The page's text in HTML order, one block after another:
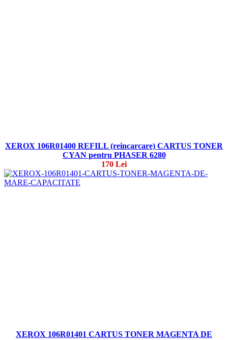
XEROX 106R01400 REFILL (reincarcare) CARTUS TONER
CYAN pentru PHASER 6280
170 Lei
XEROX 106R01401 CARTUS TONER MAGENTA DE